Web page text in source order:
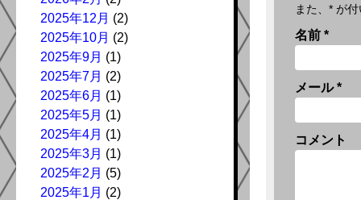
2025年12月 (2)
2025年10月 (2)
2025年9月 (1)
2025年7月 (2)
2025年6月 (1)
2025年5月 (1)
2025年4月 (1)
2025年3月 (1)
2025年2月 (5)
2025年1月 (2)
また、 * が付
名前 *
メール*
コメント